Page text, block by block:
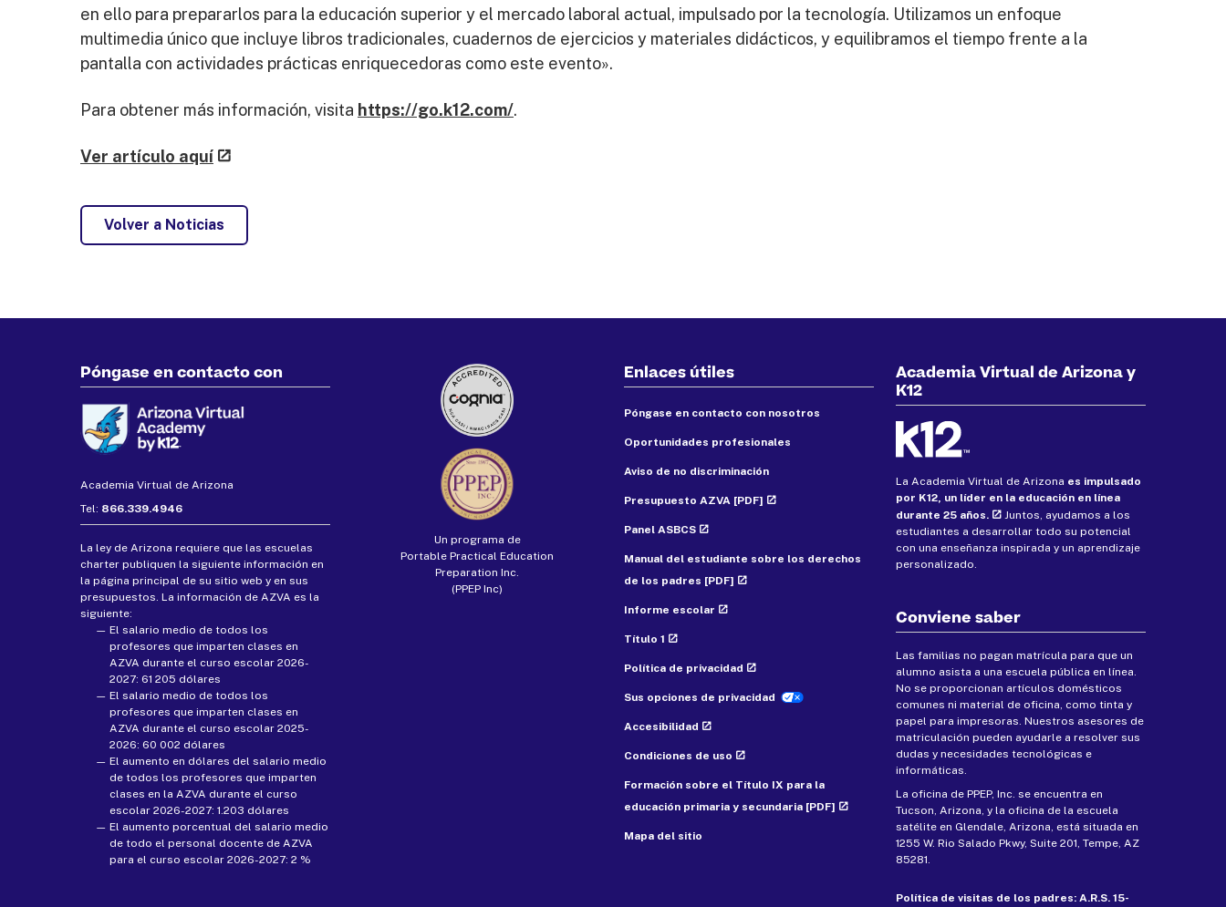
en ello para prepararlos para la educación superior y el mercado laboral actual, impulsado por la tecnología. Utilizamos un enfoque
multimedia único que incluye libros tradicionales, cuadernos de ejercicios y materiales didácticos, y equilibramos el tiempo frente a la
pantalla con actividades prácticas enriquecedoras como este evento».
Para obtener más información, visita https://go.k12.com/.
Ver artículo aquí
Volver a Noticias
Póngase en contacto con
Academia Virtual de Arizona
Tel: 866.339.4946
La ley de Arizona requiere que las escuelas
charter publiquen la siguiente información en
la página principal de su sitio web y en sus
presupuestos. La información de AZVA es la
siguiente:
El salario medio de todos los
profesores que imparten clases en
AZVA durante el curso escolar 2026-
2027: 61 205 dólares
El salario medio de todos los
profesores que imparten clases en
AZVA durante el curso escolar 2025-
2026: 60 002 dólares
El aumento en dólares del salario medio
de todos los profesores que imparten
clases en la AZVA durante el curso
escolar 2026-2027: 1.203 dólares
El aumento porcentual del salario medio
de todo el personal docente de AZVA
para el curso escolar 2026-2027: 2 %
Un programa de
Portable Practical Education
Preparation Inc.
(PPEP Inc)
Enlaces útiles
Póngase en contacto con nosotros
Oportunidades profesionales
Aviso de no discriminación
Presupuesto AZVA [PDF]
Panel ASBCS
Manual del estudiante sobre los derechos
de los padres [PDF]
Informe escolar
Título 1
Política de privacidad
Sus opciones de privacidad
Accesibilidad
Condiciones de uso
Formación sobre el Título IX para la
educación primaria y secundaria [PDF]
Mapa del sitio
Academia Virtual de Arizona y
K12
La Academia Virtual de Arizona es impulsado
por K12, un líder en la educación en línea
durante 25 años.
Juntos, ayudamos a los
estudiantes a desarrollar todo su potencial
con una enseñanza inspirada y un aprendizaje
personalizado.
Conviene saber
Las familias no pagan matrícula para que un
alumno asista a una escuela pública en línea.
No se proporcionan artículos domésticos
comunes ni material de oficina, como tinta y
papel para impresoras. Nuestros asesores de
matriculación pueden ayudarle a resolver sus
dudas y necesidades tecnológicas e
informáticas.
La oficina de PPEP, Inc. se encuentra en
Tucson, Arizona, y la oficina de la escuela
satélite en Glendale, Arizona, está situada en
1255 W. Rio Salado Pkwy, Suite 201, Tempe, AZ
85281.
Política de visitas de los padres: A.R.S. 15-